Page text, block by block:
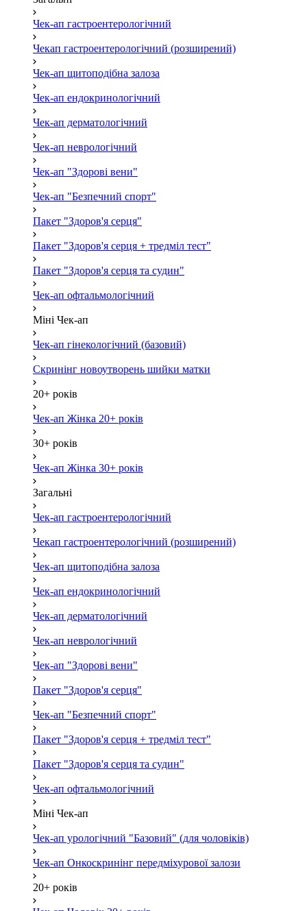
Чек-ап гастроентерологічний
Чекап гастроентерологічний (розширений)
Чек-ап щитоподібна залоза
Чек-ап ендокринологічний
Чек-ап дерматологічний
Чек-ап неврологічний
Чек-ап "Здорові вени"
Чек-ап "Безпечний спорт"
Пакет "Здоров'я серця"
Пакет "Здоров'я серця + тредміл тест"
Пакет "Здоров'я серця та судин"
Чек-ап офтальмологічний
Міні Чек-ап
Чек-ап гінекологічний (базовий)
Скринінг новоутворень шийки матки
20+ років
Чек-ап Жінка 20+ років
30+ років
Чек-ап Жінка 30+ років
Загальні
Чек-ап гастроентерологічний
Чекап гастроентерологічний (розширений)
Чек-ап щитоподібна залоза
Чек-ап ендокринологічний
Чек-ап дерматологічний
Чек-ап неврологічний
Чек-ап "Здорові вени"
Пакет "Здоров'я серця"
Чек-ап "Безпечний спорт"
Пакет "Здоров'я серця + тредміл тест"
Пакет "Здоров'я серця та судин"
Чек-ап офтальмологічний
Міні Чек-ап
Чек-ап урологічний "Базовий" (для чоловіків)
Чек-ап Онкоскринінг передміхурової залози
20+ років